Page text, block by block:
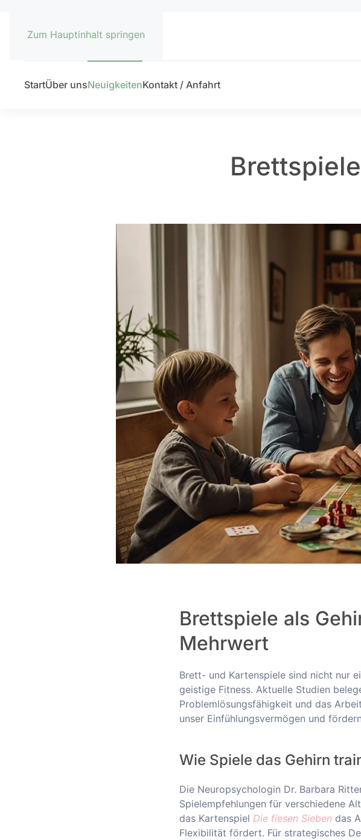
Zum Hauptinhalt springen
StartÜber unsNeuigkeitenKontakt / Anfahrt
Brettspiele als
Mehrwert
Brett- und Kartenspiele sind nicht nur
geistige Fitness. Aktuelle Studien
Problemlösungsfähigkeit und das
unser Einfühlungsvermögen und
Wie Spiele das Gehirn
Die Neuropsychologin Dr. Barbara
Spielempfehlungen für verschiedene
das Kartenspiel Die fiesen Sieben das
Flexibilität fördert. Für strategisches